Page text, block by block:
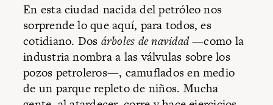
En esta ciudad nacida del petróleo nos
sorprende lo que aquí, para todos, es
cotidiano. Dos árboles de navidad—como la
industria nombra a las válvulas sobre los
pozos petroleros—, camuflados en medio
de un parque repleto de niños. Mucha